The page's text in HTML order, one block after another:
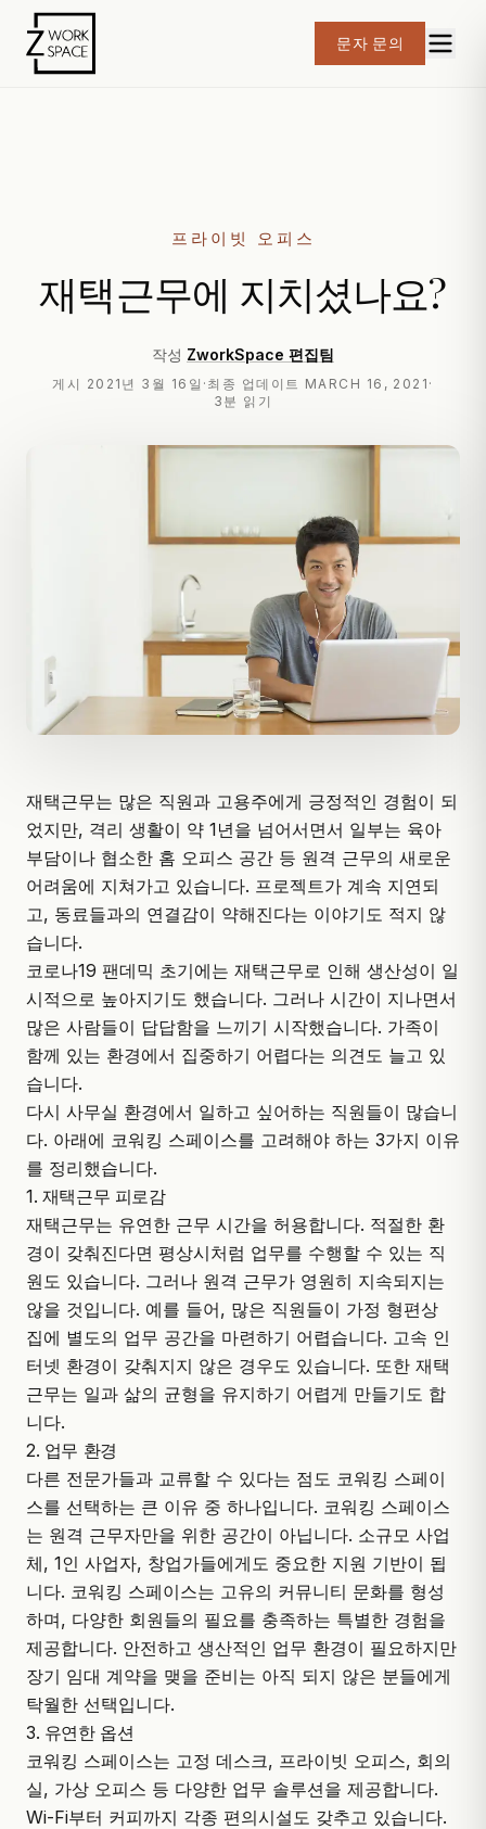
문자 문의
프라이빗 오피스
재택근무에 지치셨나요?
작성 ZworkSpace 편집팀
게시 2021년 3월 16일 · 최종 업데이트 MARCH 16, 2021 ·
3분 읽기
재택근무는 많은 직원과 고용주에게 긍정적인 경험이 되
었지만, 격리 생활이 약 1년을 넘어서면서 일부는 육아
부담이나 협소한 홈 오피스 공간 등 원격 근무의 새로운
어려움에 지쳐가고 있습니다. 프로젝트가 계속 지연되
고, 동료들과의 연결감이 약해진다는 이야기도 적지 않
습니다.
코로나19 팬데믹 초기에는 재택근무로 인해 생산성이 일
시적으로 높아지기도 했습니다. 그러나 시간이 지나면서
많은 사람들이 답답함을 느끼기 시작했습니다. 가족이
함께 있는 환경에서 집중하기 어렵다는 의견도 늘고 있
습니다.
다시 사무실 환경에서 일하고 싶어하는 직원들이 많습니
다. 아래에 코워킹 스페이스를 고려해야 하는 3가지 이유
를 정리했습니다.
1. 재택근무 피로감
재택근무는 유연한 근무 시간을 허용합니다. 적절한 환
경이 갖춰진다면 평상시처럼 업무를 수행할 수 있는 직
원도 있습니다. 그러나 원격 근무가 영원히 지속되지는
않을 것입니다. 예를 들어, 많은 직원들이 가정 형편상
집에 별도의 업무 공간을 마련하기 어렵습니다. 고속 인
터넷 환경이 갖춰지지 않은 경우도 있습니다. 또한 재택
근무는 일과 삶의 균형을 유지하기 어렵게 만들기도 합
니다.
2. 업무 환경
다른 전문가들과 교류할 수 있다는 점도 코워킹 스페이
스를 선택하는 큰 이유 중 하나입니다. 코워킹 스페이스
는 원격 근무자만을 위한 공간이 아닙니다. 소규모 사업
체, 1인 사업자, 창업가들에게도 중요한 지원 기반이 됩
니다. 코워킹 스페이스는 고유의 커뮤니티 문화를 형성
하며, 다양한 회원들의 필요를 충족하는 특별한 경험을
제공합니다. 안전하고 생산적인 업무 환경이 필요하지만
장기 임대 계약을 맺을 준비는 아직 되지 않은 분들에게
탁월한 선택입니다.
3. 유연한 옵션
코워킹 스페이스는 고정 데스크, 프라이빗 오피스, 회의
실, 가상 오피스 등 다양한 업무 솔루션을 제공합니다.
Wi-Fi부터 커피까지 각종 편의시설도 갖추고 있습니다.